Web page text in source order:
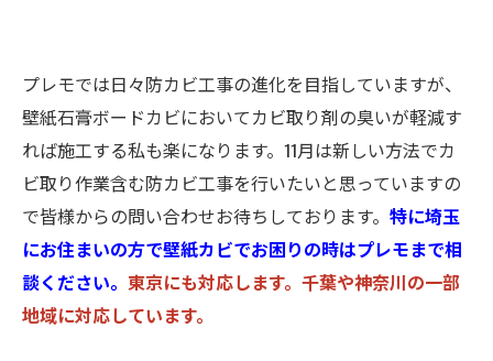
プレモでは日々防カビ工事の進化を目指していますが、
壁紙石膏ボードカビにおいてカビ取り剤の臭いが軽減す
れば施工する私も楽になります。11月は新しい方法でカ
ビ取り作業含む防カビ工事を行いたいと思っていますの
で皆様からの問い合わせお待ちしております。 特に埼玉
にお住まいの方で壁紙カビでお困りの時はプレモまで相
談ください。 東京にも対応します。千葉や神奈川の一部
地域に対応しています。